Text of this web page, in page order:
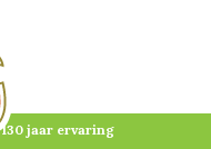
130 jaar ervaring